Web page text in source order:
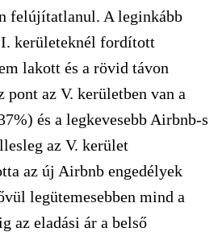
felújítatlanul. A leginkább
kerületeknél fordított
lakott és a rövid távon
az V. kerületben van a
és a legkevesebb Airbnb-s
az V. kerület
az új Airbnb engedélyek
legütemesebben mind a
az eladási ár a belső